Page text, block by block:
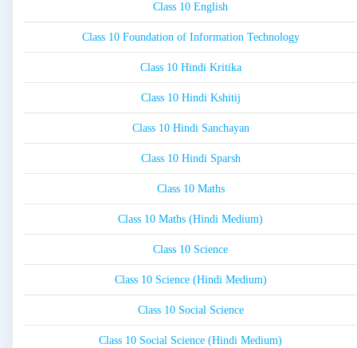
Class 10 English
Class 10 Foundation of Information Technology
Class 10 Hindi Kritika
Class 10 Hindi Kshitij
Class 10 Hindi Sanchayan
Class 10 Hindi Sparsh
Class 10 Maths
Class 10 Maths (Hindi Medium)
Class 10 Science
Class 10 Science (Hindi Medium)
Class 10 Social Science
Class 10 Social Science (Hindi Medium)